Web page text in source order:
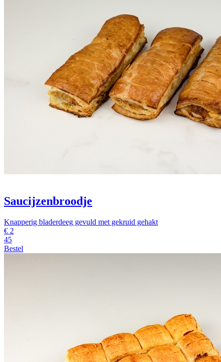
Saucijzenbroodje
Knapperig bladerdeeg gevuld met gekruid gehakt
€ 2
45
Bestel